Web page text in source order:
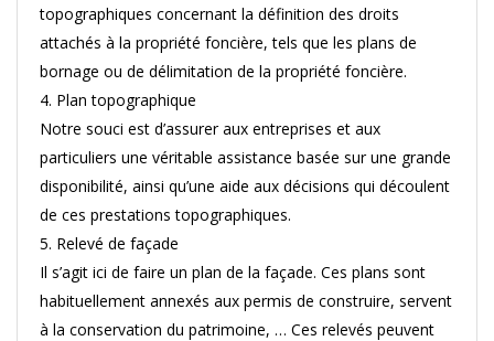
topographiques concernant la définition des droits
attachés à la propriété foncière, tels que les plans de
bornage ou de délimitation de la propriété foncière.
4. Plan topographique
Notre souci est d’assurer aux entreprises et aux
particuliers une véritable assistance basée sur une grande
disponibilité, ainsi qu’une aide aux décisions qui découlent
de ces prestations topographiques.
5. Relevé de façade
Il s’agit ici de faire un plan de la façade. Ces plans sont
habituellement annexés aux permis de construire, servent
à la conservation du patrimoine, … Ces relevés peuvent